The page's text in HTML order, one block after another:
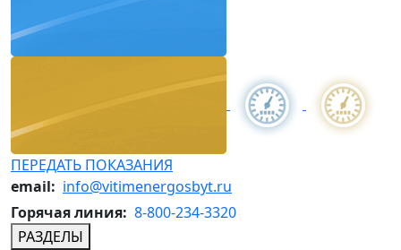
ПЕРЕДАТЬ ПОКАЗАНИЯ
email: info@vitimenergosbyt.ru
Горячая линия: 8-800-234-3320
РАЗДЕЛЫ